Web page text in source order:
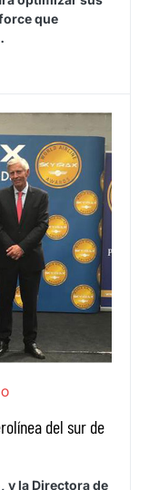
que
del sur de
y la Directora de